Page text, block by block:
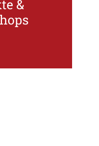
&
Projekte &